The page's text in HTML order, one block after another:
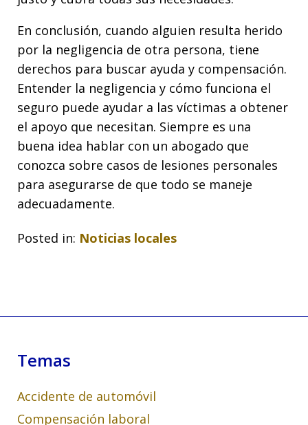
En conclusión, cuando alguien resulta herido
por la negligencia de otra persona, tiene
derechos para buscar ayuda y compensación.
Entender la negligencia y cómo funciona el
seguro puede ayudar a las víctimas a obtener
el apoyo que necesitan. Siempre es una
buena idea hablar con un abogado que
conozca sobre casos de lesiones personales
para asegurarse de que todo se maneje
adecuadamente.
Posted in: Noticias locales
Temas
Accidente de automóvil
Compensación laboral